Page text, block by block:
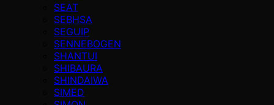
SEAT
SEBHSA
SEGUIP
SENNEBOGEN
SHANTUI
SHIBAURA
SHINDAIWA
SIMED